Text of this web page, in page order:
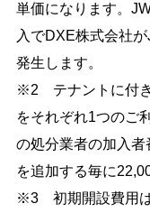
単価になります。
⼊でDXE株式会社
発⽣します。
※2 テナントに付き
をそれぞれ1つのご
の処分業者の加⼊
を追加する毎に
※3 初期開設費⽤は